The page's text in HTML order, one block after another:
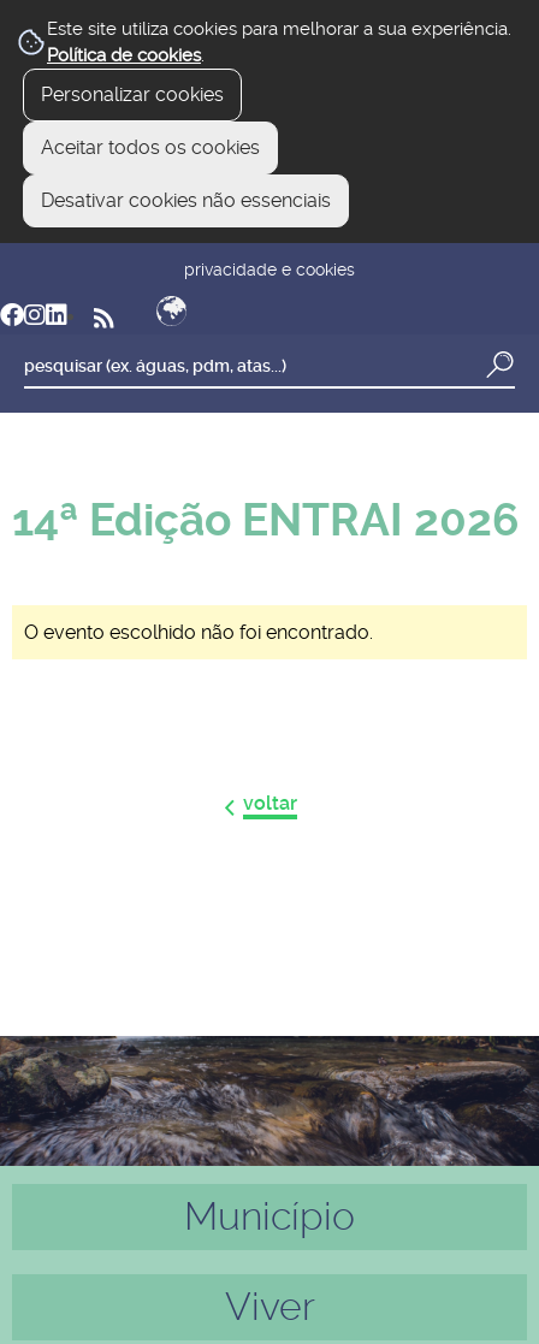
Este site utiliza cookies para melhorar a sua experiência.
Política de cookies.
Personalizar cookies
Aceitar todos os cookies
Desativar cookies não essenciais
privacidade e cookies
14ª Edição ENTRAI 2026
O evento escolhido não foi encontrado.
voltar
Município
Viver